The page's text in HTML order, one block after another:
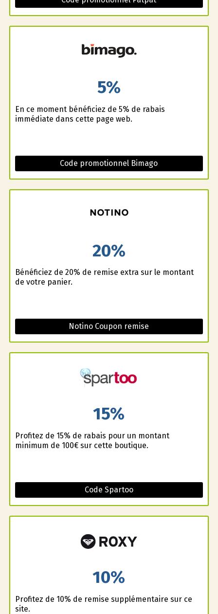
5%
En ce moment bénéficiez de 5% de rabais
immédiate dans cette page web.
Code promotionnel Bimago
20%
Bénéficiez de 20% de remise extra sur le montant
de votre panier.
Notino Coupon remise
15%
Profitez de 15% de rabais pour un montant
minimum de 100€ sur cette boutique.
Code Spartoo
10%
Profitez de 10% de remise supplémentaire sur ce
site.